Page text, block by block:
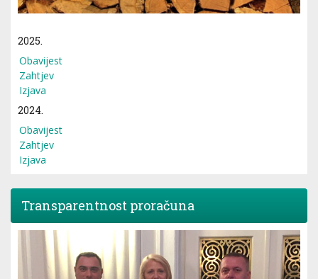
2025.
Obavijest
Zahtjev
Izjava
2024.
Obavijest
Zahtjev
Izjava
Transparentnost proračuna